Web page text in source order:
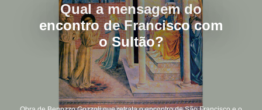
Qual a mensagem do
encontro de Francisco com
o Sultão?